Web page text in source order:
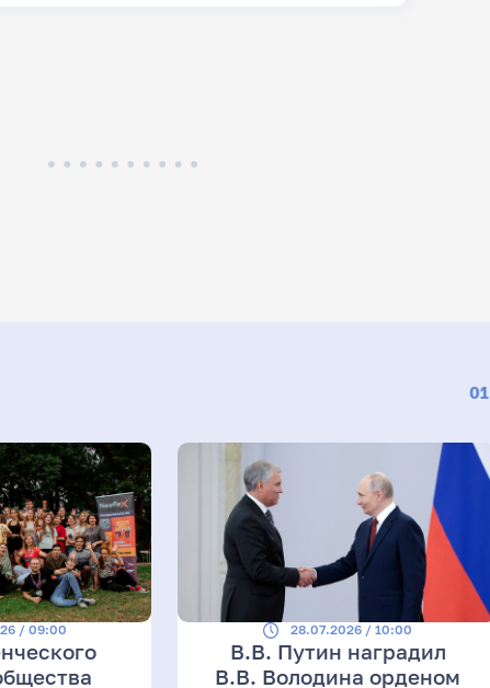
01
/ 09:00 28.07.2026 / 10:00
В.В. Путин наградил
В.В. Володина орденом